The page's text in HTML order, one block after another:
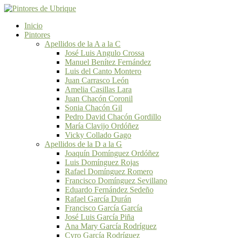
Inicio
Pintores
Apellidos de la A a la C
José Luis Angulo Crossa
Manuel Benítez Fernández
Luis del Canto Montero
Juan Carrasco León
Amelia Casillas Lara
Juan Chacón Coronil
Sonia Chacón Gil
Pedro David Chacón Gordillo
María Clavijo Ordóñez
Vicky Collado Gago
Apellidos de la D a la G
Joaquín Domínguez Ordóñez
Luis Domínguez Rojas
Rafael Domínguez Romero
Francisco Domínguez Sevillano
Eduardo Fernández Sedeño
Rafael García Durán
Francisco García García
José Luis García Piña
Ana Mary García Rodríguez
Cyro García Rodríguez